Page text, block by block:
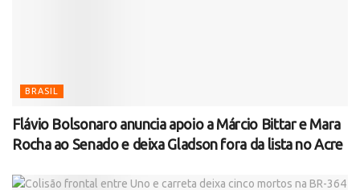
BRASIL
Flávio Bolsonaro anuncia apoio a Márcio Bittar e Mara
Rocha ao Senado e deixa Gladson fora da lista no Acre